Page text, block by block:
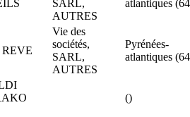
SARL,
AUTRES
atlantiques
Vie des
sociétés,
SARL,
AUTRES
Pyrénées-
atlantiques
()